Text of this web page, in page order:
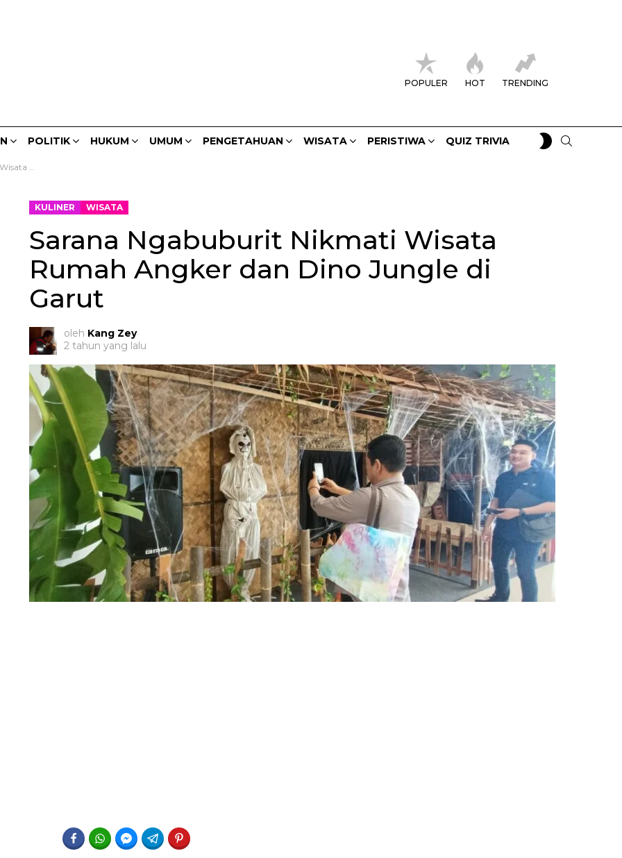
POPULER HOT TRENDING
POLITIK HUKUM UMUM PENGETAHUAN WISATA PERISTIWA QUIZ TRIVIA
SWITCH
SKIN
di Garut
KULINER WISATA
Sarana Ngabuburit Nikmati Wisata
Rumah Angker dan Dino Jungle di
Garut
oleh Kang Zey
2 tahun yang lalu
FACEBOOKWHATSAPPFACEBOOK MESSENGER
TELEGRAM